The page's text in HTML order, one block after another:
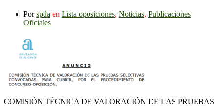
Porspda en Lista oposiciones, Noticias, Publicaciones
Oficiales
COMISIÓN TÉCNICA DE VALORACIÓN DE LAS PRUEBAS